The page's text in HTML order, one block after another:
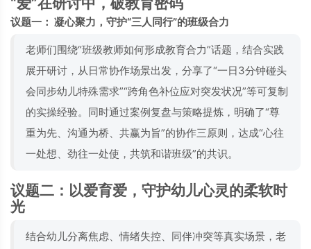
议题一： 凝心聚力，守护“三人同行”的班级合力
老师们围绕“班级教师如何形成教育合力”话题，结合实践
展开研讨，从日常协作场景出发，分享了“一日3分钟碰头
会同步幼儿特殊需求”“跨角色补位应对突发状况”等可复制
的实操经验。同时通过案例复盘与策略提炼，明确了“尊
重为先、沟通为桥、共赢为旨”的协作三原则，达成“心往
一处想、劲往一处使，共筑和谐班级”的共识。
议题二：以爱育爱，守护幼儿心灵的柔软时
光
结合幼儿分离焦虑、情绪失控、同伴冲突等真实场景，老